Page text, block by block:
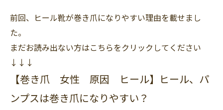
前回、ヒール靴が巻き爪になりやすい理由を載せまし
た。
まだお読み出ない方はこちらをクリックしてください
↓↓↓
【巻き爪 女性 原因 ヒール】ヒール、パ
ンプスは巻き爪になりやすい？